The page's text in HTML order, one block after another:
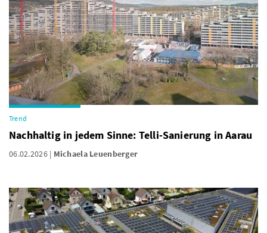
Trend
Nachhaltig in jedem Sinne: Telli-Sanierung in Aarau
06.02.2026 Michaela Leuenberger